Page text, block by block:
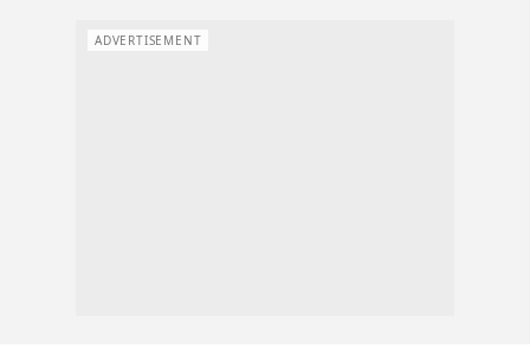
ADVERTISEMENT